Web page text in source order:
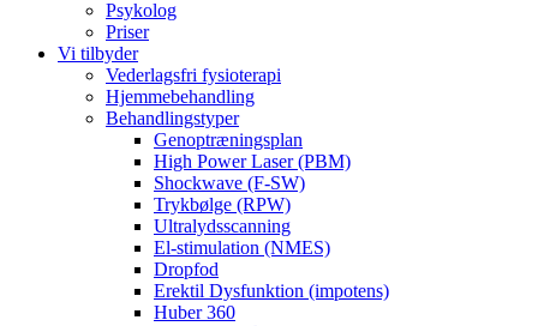
Psykolog
Priser
Vi tilbyder
Vederlagsfri fysioterapi
Hjemmebehandling
Behandlingstyper
Genoptræningsplan
High Power Laser (PBM)
Shockwave (F-SW)
Trykbølge (RPW)
Ultralydsscanning
El-stimulation (NMES)
Dropfod
Erektil Dysfunktion (impotens)
Huber 360